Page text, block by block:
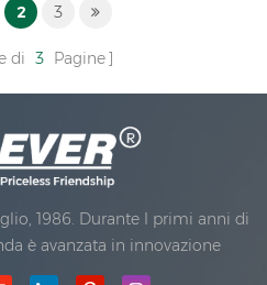
2 3
di 3 Pagine
1986. Durante I primi anni di
è avanzata in innovazione
piano. Nel 1998, la nostra